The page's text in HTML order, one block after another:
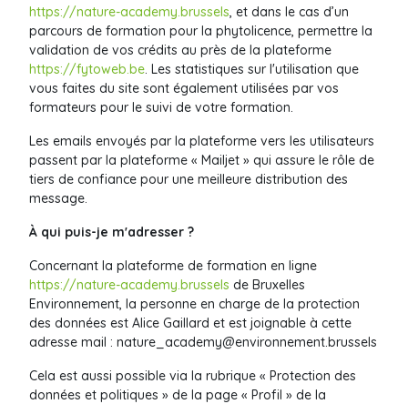
https://nature-academy.brussels, et dans le cas d’un
parcours de formation pour la phytolicence, permettre la
validation de vos crédits au près de la plateforme
https://fytoweb.be. Les statistiques sur l'utilisation que
vous faites du site sont également utilisées par vos
formateurs pour le suivi de votre formation.
Les emails envoyés par la plateforme vers les utilisateurs
passent par la plateforme « Mailjet » qui assure le rôle de
tiers de confiance pour une meilleure distribution des
message.
À qui puis-je m'adresser ?
Concernant la plateforme de formation en ligne
https://nature-academy.brussels de Bruxelles
Environnement, la personne en charge de la protection
des données est Alice Gaillard et est joignable à cette
adresse mail : nature_academy@environnement.brussels
Cela est aussi possible via la rubrique « Protection des
données et politiques » de la page « Profil » de la